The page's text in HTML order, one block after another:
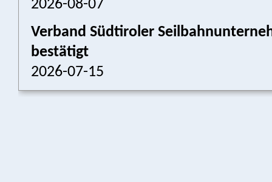
2026-08-07
Verband Südtiroler
bestätigt
2026-07-15